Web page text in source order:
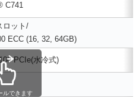
C741
ロット/
ECC (16, 32, 64GB)
PCIe(水冷式)
ルできます